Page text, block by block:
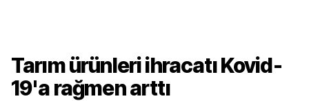
Tarım ürünleri ihracatı Kovid-
19'a rağmen arttı